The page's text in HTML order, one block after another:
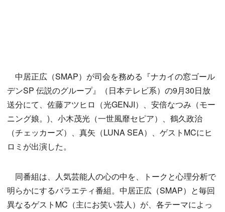
中居正広（SMAP）が司会を務める『ナカイの窓ゴール
デンSP 伝説のグループ』（日本テレビ系）の9月30日放
送分にて、佐藤アツヒロ（光GENJI）、安倍なつみ（モー
ニング娘。)、小木茂光（一世風靡セピア）、鶴久政治
（チェッカーズ）、真矢（LUNA SEA）、ゲストMCにヒ
ロミが出演した。
同番組は、人気芸能人の心の中を、トークと心理分析で
明らかにするバラエティ番組。中居正広（SMAP）と毎回
異なるゲストMC（主にお笑い芸人）が、各テーマによっ